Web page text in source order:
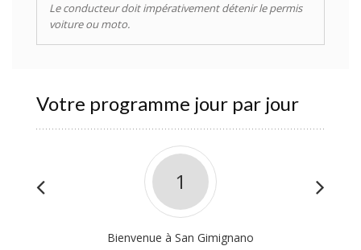
Le conducteur doit impérativement détenir le permis
voiture ou moto.
Votre programme jour par jour
1
Bienvenue à San Gimignano